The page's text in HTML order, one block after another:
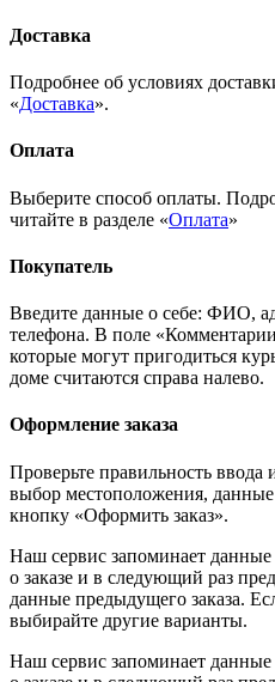
Доставка
Подробнее об условиях
«Доставка».
Оплата
Выберите способ оплаты.
читайте в разделе «Оплата»
Покупатель
Введите данные о себе: ФИО,
телефона. В поле «Комментарии
которые могут пригодиться
доме считаются справа налево.
Оформление заказа
Проверьте правильность
выбор местоположения,
кнопку «Оформить заказ».
Наш сервис запоминает
о заказе и в следующий раз
данные предыдущего заказа.
выбирайте другие варианты.
Наш сервис запоминает